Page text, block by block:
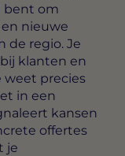
bent om
nieuwe
de regio. Je
klanten en
weet precies
in een
kansen
offertes
je